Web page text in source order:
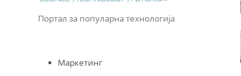
Портал за популарна технологија
Маркетинг